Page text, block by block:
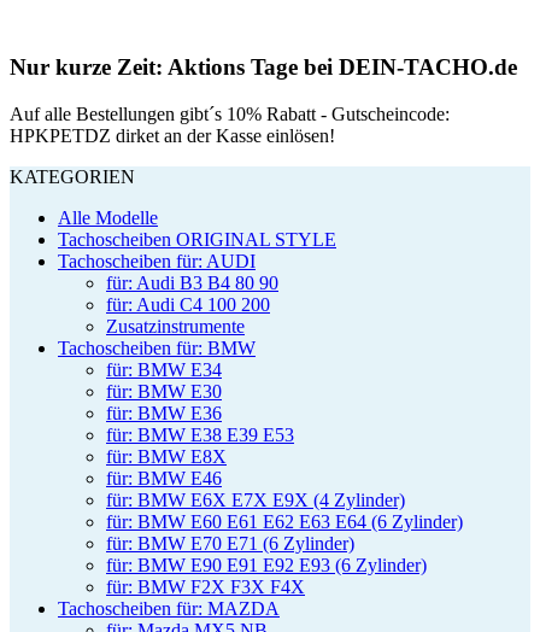
Nur kurze Zeit: Aktions Tage bei DEIN-TACHO.de
Auf alle Bestellungen gibt´s 10% Rabatt - Gutscheincode:
HPKPETDZ dirket an der Kasse einlösen!
KATEGORIEN
Alle Modelle
Tachoscheiben ORIGINAL STYLE
Tachoscheiben für: AUDI
für: Audi B3 B4 80 90
für: Audi C4 100 200
Zusatzinstrumente
Tachoscheiben für: BMW
für: BMW E34
für: BMW E30
für: BMW E36
für: BMW E38 E39 E53
für: BMW E8X
für: BMW E46
für: BMW E6X E7X E9X (4 Zylinder)
für: BMW E60 E61 E62 E63 E64 (6 Zylinder)
für: BMW E70 E71 (6 Zylinder)
für: BMW E90 E91 E92 E93 (6 Zylinder)
für: BMW F2X F3X F4X
Tachoscheiben für: MAZDA